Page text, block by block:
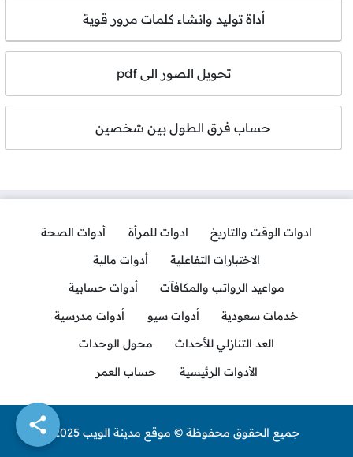
أداة توليد وانشاء كلمات مرور قوية
تحويل الصور الى pdf
حساب فرق الطول بين شخصين
ادوات الوقت والتاريخ ادوات للمرأة
أدوات الصحة
الاختبارات التفاعلية
أدوات مالية
مواعيد الرواتب والمكافآت
أدوات حسابية
خدمات سعودية
أدوات سيو
أدوات مدرسية
العد التنازلي للأحداث
محول الوحدات
الأدوات الرئيسية
حساب العمر
جميع الحقوق محفوظة © موقع مدينة الويب 2025